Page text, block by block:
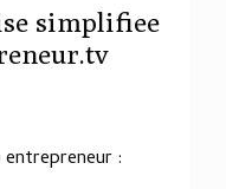
simplifiee
: